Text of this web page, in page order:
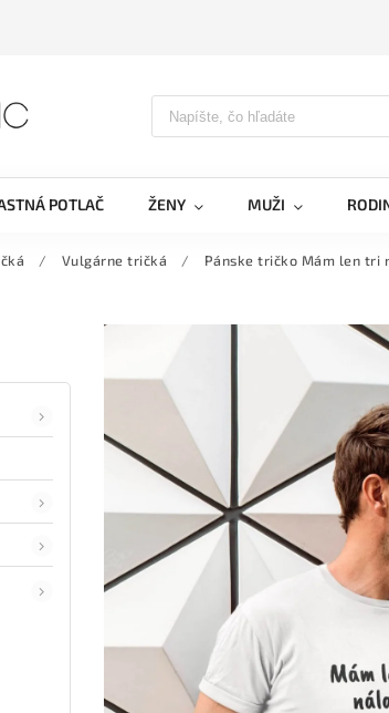
POTLAČ ŽENY MUŽI
/ Vulgárne tričká / Pánske tričko Mám len tri